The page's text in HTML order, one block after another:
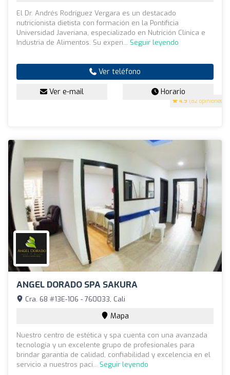
4.9 (82 opiniones)
El Dr. Andrés Rodríguez Vergara es un destacado
nutricionista dietista con formación en la Pontificia
Universidad Javeriana, especializado en Nutrición Clínica e
Industria de Alimentos. Su experi... Seguir leyendo
Ver teléfono
Ver e-mail Horario
ANGEL DORADO SPA SAKURA
Cra. 68 #13E-106 - 760033, Cali
Mapa
Nuestro centro de estética y spa cuenta con una avanzada
tecnología y un excelente grupo de profesionales para
brindar garantía de calidad, confiabilidad y excelencia en el
servicio a nuestros paci... Seguir leyendo